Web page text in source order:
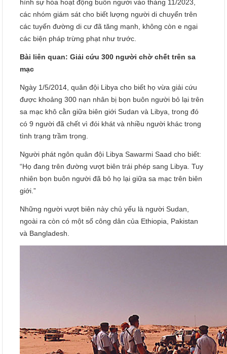
hình sự hóa hoạt động buôn người vào tháng 11/2023,
các nhóm giám sát cho biết lượng người di chuyển trên
các tuyến đường di cư đã tăng mạnh, không còn e ngại
các biện pháp trừng phạt như trước.
Bài liên quan: Giải cứu 300 người chờ chết trên sa
mạc
Ngày 1/5/2014, quân đội Libya cho biết họ vừa giải cứu
được khoảng 300 nạn nhân bị bọn buôn người bỏ lại trên
sa mạc khô cằn giữa biên giới Sudan và Libya, trong đó
có 9 người đã chết vì đói khát và nhiều người khác trong
tình trạng trầm trọng.
Người phát ngôn quân đội Libya Sawarmi Saad cho biết:
“Họ đang trên đường vượt biên trái phép sang Libya. Tuy
nhiên bọn buôn người đã bỏ họ lại giữa sa mạc trên biên
giới.”
Những người vượt biên này chủ yếu là người Sudan,
ngoài ra còn có một số công dân của Ethiopia, Pakistan
và Bangladesh.